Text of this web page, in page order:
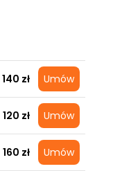
140 zł Umów
120 zł Umów
160 zł Umów